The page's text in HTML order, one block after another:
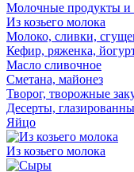
Молочные продукты и
Из козьего молока
Молоко, сливки,
Кефир, ряженка,
Масло сливочное
Сметана, майонез
Творог, творожные
Десерты,
Яйцо
Из козьего молока